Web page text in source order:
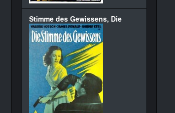
Stimme des Gewissens, Die